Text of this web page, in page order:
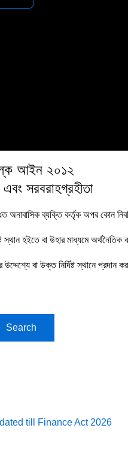
আইন ২০১২
সরবরাহগ্রহীতা
অনাবাসিক ব্যক্তি কর্তৃক অপর কোন
স্থান হইতে বা উহার মাধ্যমে অর্থনৈতিক
বা উক্ত নির্দিষ্ট স্থানে প্রদান
Search
till Finance Act 2026